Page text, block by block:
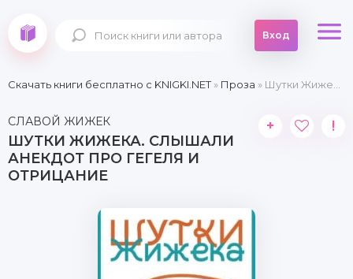
Вход
Скачать книги бесплатно c KNIGKI.NET» Проза » Шутки Жижека. Слышали анекдот про Гегеля и отрицание
СЛАВОЙ ЖИЖЕК
ШУТКИ ЖИЖЕКА. СЛЫШАЛИ
АНЕКДОТ ПРО ГЕГЕЛЯ И
ОТРИЦАНИЕ
+ !